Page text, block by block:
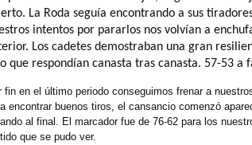
La Roda seguía encontrando a sus
intentos por pararlos nos volvían a
Los cadetes demostraban una gran
que respondían canasta tras canasta. 57-53 a
fin en el último periodo conseguimos frenar a
encontrar buenos tiros, el cansancio comenzó
al final. El marcador fue de 76-62 para los
que se pudo ver.